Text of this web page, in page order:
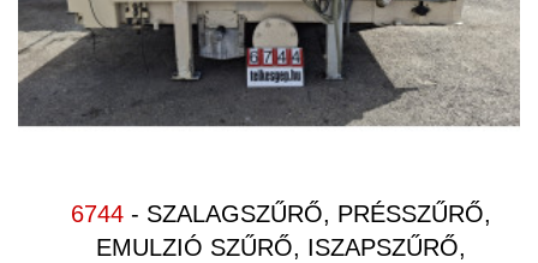
ELLENÁLLÁS (13)
FRÖCCSÖNTŐ BERENDEZÉS (20)
GALVANIZÁLÁS
GŐZFEJLESZTŐ,GŐZKAZÁN
GYÓGYSZERIPAR (4)
6744 - SZALAGSZŰRŐ, PRÉSSZŰRŐ,
EMULZIÓ SZŰRŐ, ISZAPSZŰRŐ,